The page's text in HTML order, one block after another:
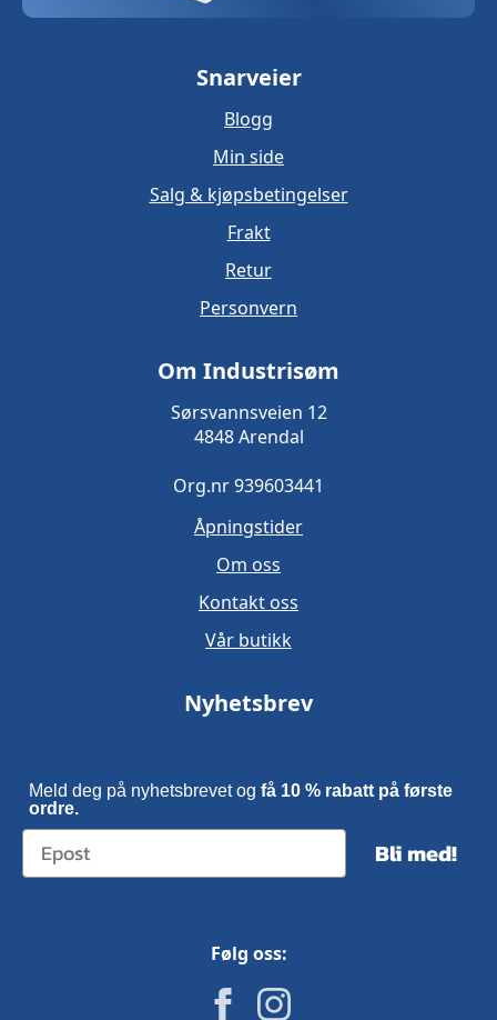
Snarveier
Blogg
Min side
Salg & kjøpsbetingelser
Frakt
Retur
Personvern
Om Industrisøm
Sørsvannsveien 12
4848 Arendal
Org.nr 939603441
Åpningstider
Om oss
Kontakt oss
Vår butikk
Nyhetsbrev
Meld deg på nyhetsbrevet og få 10 % rabatt på første
ordre.
Bli med!
Følg oss: